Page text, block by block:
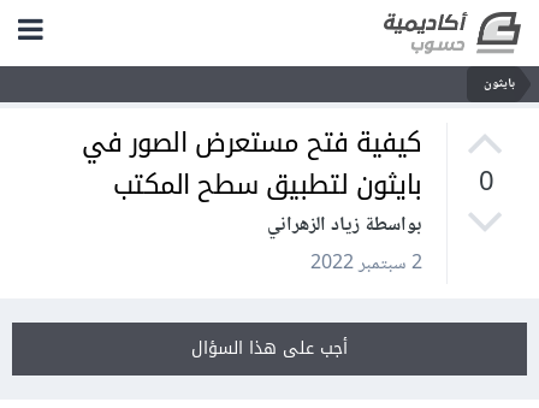
بايثون
0
كيفية فتح مستعرض الصور في
بايثون لتطبيق سطح المكتب
بواسطة زياد الزهراني
2 سبتمبر 2022
أجب على هذا السؤال